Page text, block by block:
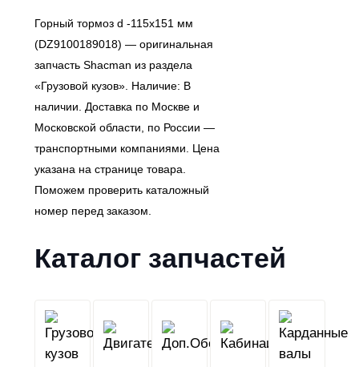
Горный тормоз d -115x151 мм
(DZ9100189018) — оригинальная
запчасть Shacman из раздела
«Грузовой кузов». Наличие: В
наличии. Доставка по Москве и
Московской области, по России —
транспортными компаниями. Цена
указана на странице товара.
Поможем проверить каталожный
номер перед заказом.
Каталог запчастей
Грузовой
кузов
Двигатель Кабина